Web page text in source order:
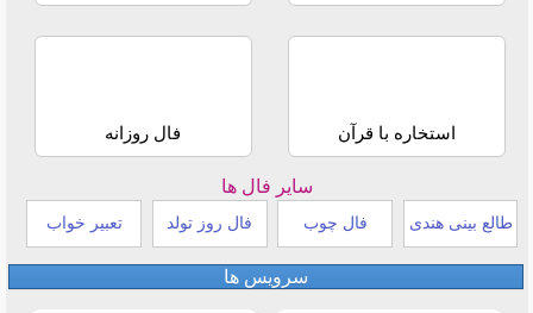
استخاره با قرآن فال روزانه
سایر فال ها
طالع بینی هندی فال چوب فال روز تولد تعبیر خواب
سرویس ها